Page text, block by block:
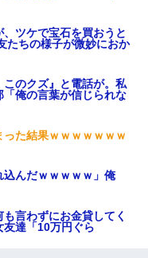
ツケで宝石を買おうと
ちの様子が微妙におか
のクズ』と電話が。私
「俺の言葉が信じられな
った結果ｗｗｗｗｗｗｗ
んだｗｗｗｗｗ」俺
言わずにお金貸してく
達「10万円ぐら